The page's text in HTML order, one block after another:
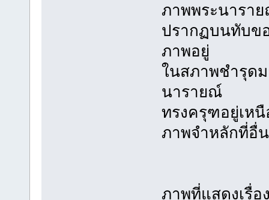
ภาพพระนารา
ปรากฏบนทับข
ภาพอยู่
ในสภาพชำรุด
นารายณ์
ทรงครุฑอยู่เห
ภาพจำหลักที่อื่
ภาพที่แสดงเรื่